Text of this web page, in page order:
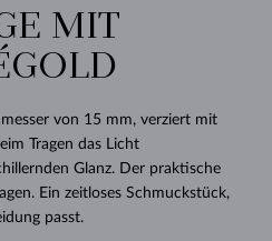
MIT
von 15 mm, verziert mit
Tragen das Licht
Glanz. Der praktische
Ein zeitloses Schmuckstück,
passt.